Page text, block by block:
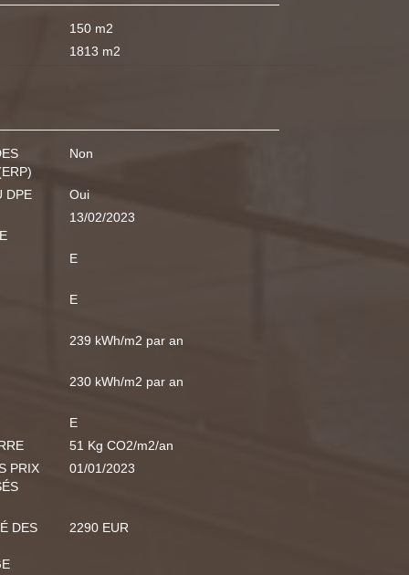
150 m2
1813 m2
Non
DPE Oui
13/02/2023
E
E
239 kWh/m2 par an
230 kWh/m2 par an
E
51 Kg CO2/m2/an
PRIX
01/01/2023
DES 2290 EUR